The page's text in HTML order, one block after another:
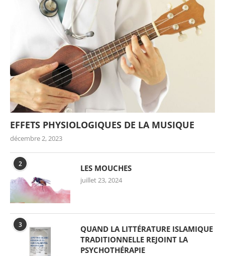
EFFETS PHYSIOLOGIQUES DE LA MUSIQUE
décembre 2, 2023
2 LES MOUCHES
juillet 23, 2024
3
QUAND LA LITTÉRATURE ISLAMIQUE
TRADITIONNELLE REJOINT LA
PSYCHOTHÉRAPIE